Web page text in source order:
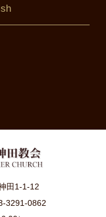
田1-1-12
3291-0862